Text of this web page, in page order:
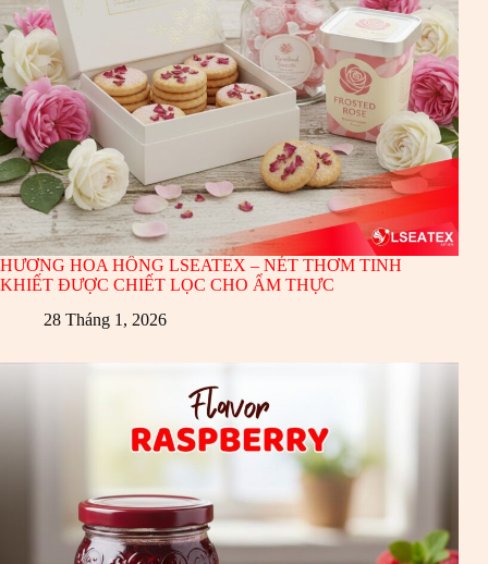
HƯƠNG HOA HỒNG LSEATEX – NÉT THƠM TINH
KHIẾT ĐƯỢC CHIẾT LỌC CHO ẨM THỰC
28 Tháng 1, 2026